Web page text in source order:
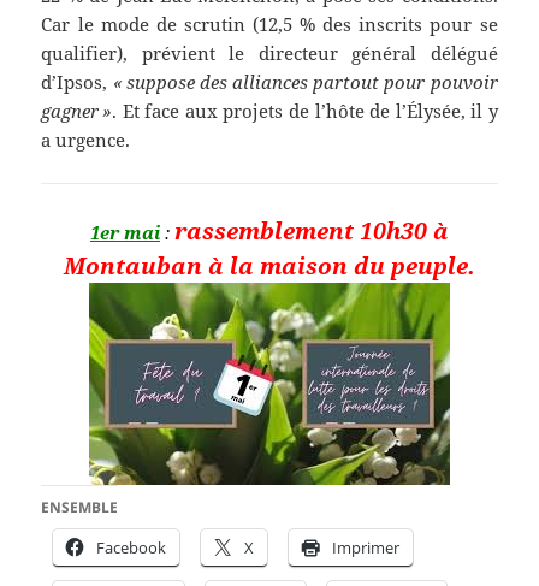
Car le mode de scrutin (12,5 % des inscrits pour se
qualifier), prévient le directeur général délégué
d’Ipsos, « suppose des alliances partout pour pouvoir
gagner ». Et face aux projets de l’hôte de l’Élysée, il y
a urgence.
1er mai : rassemblement 10h30 à
Montauban à la maison du peuple.
ENSEMBLE
Facebook X Imprimer